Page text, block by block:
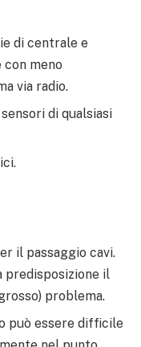
di centrale e
con meno
via radio.
di qualsiasi
il passaggio cavi.
predisposizione il
problema.
può essere difficile